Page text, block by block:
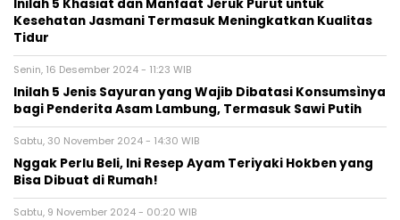
Inilah 5 Khasiat dan Manfaat Jeruk Purut untuk
Kesehatan Jasmani Termasuk Meningkatkan Kualitas
Tidur
Senin, 16 Desember 2024 - 11:23 WIB
Inilah 5 Jenis Sayuran yang Wajib Dibatasi Konsumsìnya
bagi Penderita Asam Lambung, Termasuk Sawi Putih
Sabtu, 30 November 2024 - 14:30 WIB
Nggak Perlu Beli, Ini Resep Ayam Teriyaki Hokben yang
Bisa Dibuat di Rumah!
Sabtu, 9 November 2024 - 00:20 WIB